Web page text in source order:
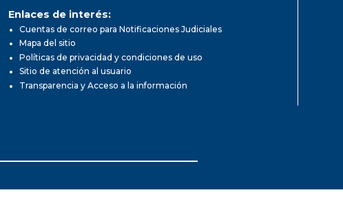
Enlaces de interés:
Cuentas de correo para Notificaciones Judiciales
Mapa del sitio
Políticas de privacidad y condiciones de uso
Sitio de atención al usuario
Transparencia y Acceso a la información